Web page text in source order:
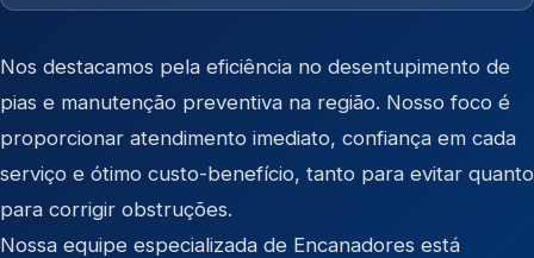
Nos destacamos pela eficiência no desentupimento de
pias e manutenção preventiva na região. Nosso foco é
proporcionar atendimento imediato, confiança em cada
serviço e ótimo custo-benefício, tanto para evitar quanto
para corrigir obstruções.
Nossa equipe especializada de Encanadores está